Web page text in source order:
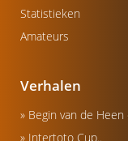
Statistieken
Amateurs
Verhalen
» Begin van de Heen
» Intertoto Cup..